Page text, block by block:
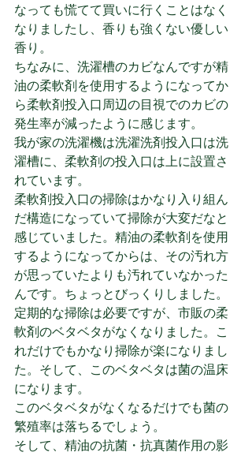
なっても慌てて買いに行くことはなく
なりましたし、香りも強くない優しい
香り。
ちなみに、洗濯槽のカビなんですが精
油の柔軟剤を使用するようになってか
ら柔軟剤投入口周辺の目視でのカビの
発生率が減ったように感じます。
我が家の洗濯機は洗濯洗剤投入口は洗
濯槽に、柔軟剤の投入口は上に設置さ
れています。
柔軟剤投入口の掃除はかなり入り組ん
だ構造になっていて掃除が大変だなと
感じていました。精油の柔軟剤を使用
するようになってからは、その汚れ方
が思っていたよりも汚れていなかった
んです。ちょっとびっくりしました。
定期的な掃除は必要ですが、市販の柔
軟剤のベタベタがなくなりました。こ
れだけでもかなり掃除が楽になりまし
た。そして、このベタベタは菌の温床
になります。
このベタベタがなくなるだけでも菌の
繁殖率は落ちるでしょう。
そして、精油の抗菌・抗真菌作用の影